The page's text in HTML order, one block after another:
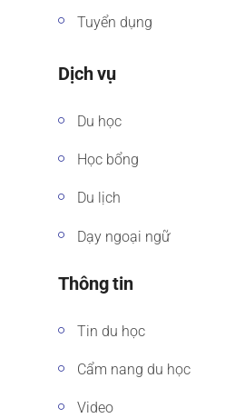
Tuyển dụng
Dịch vụ
Du học
Học bổng
Du lịch
Dạy ngoại ngữ
Thông tin
Tin du học
Cẩm nang du học
Video